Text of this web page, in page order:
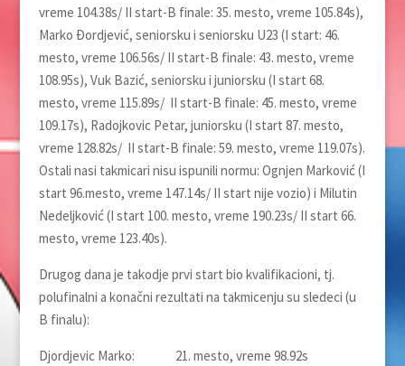
vreme 104.38s/ II start-B finale: 35. mesto, vreme 105.84s),
Marko Đordjević, seniorsku i seniorsku U23 (I start: 46.
mesto, vreme 106.56s/ II start-B finale: 43. mesto, vreme
108.95s), Vuk Bazić, seniorsku i juniorsku (I start 68.
mesto, vreme 115.89s/ II start-B finale: 45. mesto, vreme
109.17s), Radojkovic Petar, juniorsku (I start 87. mesto,
vreme 128.82s/ II start-B finale: 59. mesto, vreme 119.07s).
Ostali nasi takmicari nisu ispunili normu: Ognjen Marković (I
start 96.mesto, vreme 147.14s/ II start nije vozio) i Milutin
Nedeljković (I start 100. mesto, vreme 190.23s/ II start 66.
mesto, vreme 123.40s).
Drugog dana je takodje prvi start bio kvalifikacioni, tj.
polufinalni a konačni rezultati na takmicenju su sledeci (u
B finalu):
Djordjevic Marko: 21. mesto, vreme 98.92s